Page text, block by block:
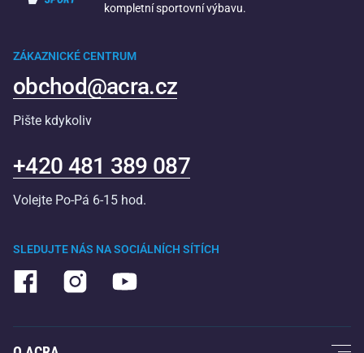
kompletní sportovní výbavu.
SLEDUJTE NÁS NA SOCIÁLNÍCH SÍTÍCH
ZÁKAZNICKÉ CENTRUM
obchod@acra.cz
Pište kdykoliv
+420 481 389 087
Volejte Po-Pá 6-15 hod.